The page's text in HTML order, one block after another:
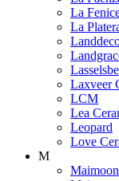
La
La
Laxveer
LCM
Lea
Leopard
Love
M